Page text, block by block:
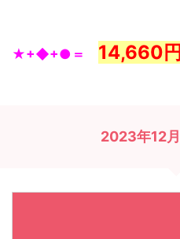
★+◆+●＝ 14,660円
2023年12